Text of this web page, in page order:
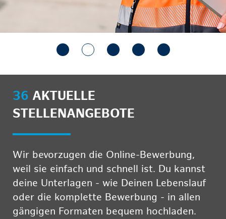
36 AKTUELLE
STELLENANGEBOTE
Wir bevorzugen die Online-Bewerbung,
weil sie einfach und schnell ist. Du kannst
deine Unterlagen - wie Deinen Lebenslauf
oder die komplette Bewerbung - in allen
gängigen Formaten bequem hochladen.